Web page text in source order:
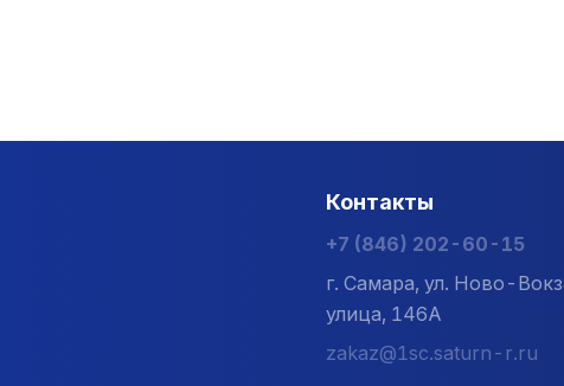
Контакты
+7 (846) 202-60-15
г. Самара, ул. Ново-
улица, 146А
zakaz@1sc.saturn-r.ru